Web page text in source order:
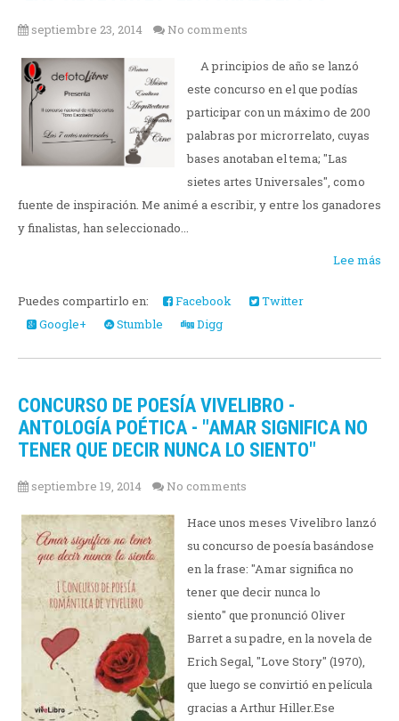
septiembre 23, 2014 No comments
A principios de año se lanzó
este concurso en el que podías
participar con un máximo de 200
palabras por microrrelato, cuyas
bases anotaban el tema; "Las
sietes artes Universales", como
fuente de inspiración. Me animé a escribir, y entre los ganadores
y finalistas, han seleccionado...
Lee más
Puedes compartirlo en: Facebook
Twitter
Google+
Stumble Digg
CONCURSO DE POESÍA VIVELIBRO -
ANTOLOGÍA POÉTICA - "AMAR SIGNIFICA NO
TENER QUE DECIR NUNCA LO SIENTO"
septiembre 19, 2014 No comments
Hace unos meses Vivelibro lanzó
su concurso de poesía basándose
en la frase: "Amar significa no
tener que decir nunca lo
siento" que pronunció Oliver
Barret a su padre, en la novela de
Erich Segal, "Love Story" (1970),
que luego se convirtió en película
gracias a Arthur Hiller.Ese